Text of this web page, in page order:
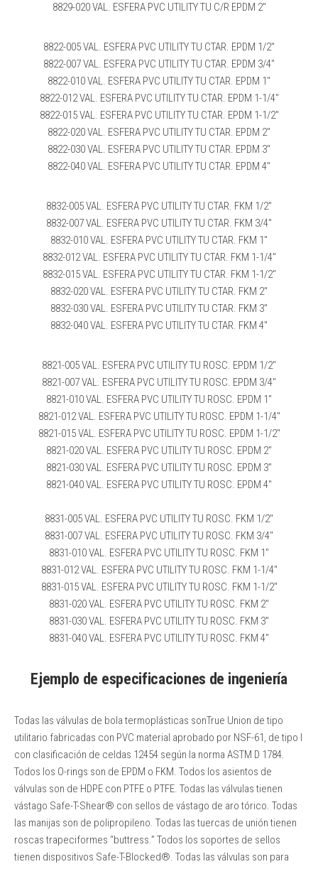
8829-020 VAL. ESFERA PVC UTILITY TU C/R EPDM 2″
8822-005 VAL. ESFERA PVC UTILITY TU CTAR. EPDM 1/2″
8822-007 VAL. ESFERA PVC UTILITY TU CTAR. EPDM 3/4″
8822-010 VAL. ESFERA PVC UTILITY TU CTAR. EPDM 1″
8822-012 VAL. ESFERA PVC UTILITY TU CTAR. EPDM 1-1/4″
8822-015 VAL. ESFERA PVC UTILITY TU CTAR. EPDM 1-1/2″
8822-020 VAL. ESFERA PVC UTILITY TU CTAR. EPDM 2″
8822-030 VAL. ESFERA PVC UTILITY TU CTAR. EPDM 3″
8822-040 VAL. ESFERA PVC UTILITY TU CTAR. EPDM 4″
8832-005 VAL. ESFERA PVC UTILITY TU CTAR. FKM 1/2″
8832-007 VAL. ESFERA PVC UTILITY TU CTAR. FKM 3/4″
8832-010 VAL. ESFERA PVC UTILITY TU CTAR. FKM 1″
8832-012 VAL. ESFERA PVC UTILITY TU CTAR. FKM 1-1/4″
8832-015 VAL. ESFERA PVC UTILITY TU CTAR. FKM 1-1/2″
8832-020 VAL. ESFERA PVC UTILITY TU CTAR. FKM 2″
8832-030 VAL. ESFERA PVC UTILITY TU CTAR. FKM 3″
8832-040 VAL. ESFERA PVC UTILITY TU CTAR. FKM 4″
8821-005 VAL. ESFERA PVC UTILITY TU ROSC. EPDM 1/2″
8821-007 VAL. ESFERA PVC UTILITY TU ROSC. EPDM 3/4″
8821-010 VAL. ESFERA PVC UTILITY TU ROSC. EPDM 1″
8821-012 VAL. ESFERA PVC UTILITY TU ROSC. EPDM 1-1/4″
8821-015 VAL. ESFERA PVC UTILITY TU ROSC. EPDM 1-1/2″
8821-020 VAL. ESFERA PVC UTILITY TU ROSC. EPDM 2″
8821-030 VAL. ESFERA PVC UTILITY TU ROSC. EPDM 3″
8821-040 VAL. ESFERA PVC UTILITY TU ROSC. EPDM 4″
8831-005 VAL. ESFERA PVC UTILITY TU ROSC. FKM 1/2″
8831-007 VAL. ESFERA PVC UTILITY TU ROSC. FKM 3/4″
8831-010 VAL. ESFERA PVC UTILITY TU ROSC. FKM 1″
8831-012 VAL. ESFERA PVC UTILITY TU ROSC. FKM 1-1/4″
8831-015 VAL. ESFERA PVC UTILITY TU ROSC. FKM 1-1/2″
8831-020 VAL. ESFERA PVC UTILITY TU ROSC. FKM 2″
8831-030 VAL. ESFERA PVC UTILITY TU ROSC. FKM 3″
8831-040 VAL. ESFERA PVC UTILITY TU ROSC. FKM 4″
Ejemplo de especificaciones de ingeniería
Todas las válvulas de bola termoplásticas sonTrue Union de tipo
utilitario fabricadas con PVC material aprobado por NSF-61, de tipo I
con clasificación de celdas 12454 según la norma ASTM D 1784.
Todos los O-rings son de EPDM o FKM. Todos los asientos de
válvulas son de HDPE con PTFE o PTFE. Todas las válvulas tienen
vástago Safe-T-Shear® con sellos de vástago de aro tórico. Todas
las manijas son de polipropileno. Todas las tuercas de unión tienen
roscas trapeciformes “buttress.” Todos los soportes de sellos
tienen dispositivos Safe-T-Blocked®. Todas las válvulas son para